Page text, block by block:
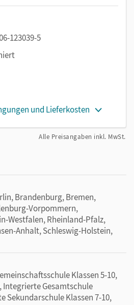
123039-5
und Lieferkosten
Alle Preisangaben inkl. MwSt.
Brandenburg, Bremen,
Vorpommern,
Westfalen, Rheinland-Pfalz,
Anhalt, Schleswig-Holstein,
Klassen 5-10,
Integrierte Gesamtschule
Sekundarschule Klassen 7-10,